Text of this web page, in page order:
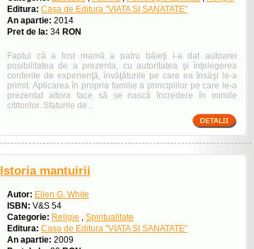
Editura: Casa de Editura "VIATA SI SANATATE"
An apartie: 2014
Pret de la: 34 RON
Faptul că a fost mamă a patru băieţi i-a dat autoarei
posibilitatea de a prezenta, cu autoritatea şi înţelegerea
conferite de experienţă, învăţăturile pe care ea însăşi le-a
primit. Aplicarea în propria familie a principiilor pe care le-a
prezentat altora face să se nască încredere în inimile
cititorilor. Sfaturile de...
Istoria mantuirii
Autor: Ellen G. White
ISBN: V&S 54
Categorie: Religie , Spiritualitate
Editura: Casa de Editura "VIATA SI SANATATE"
An apartie: 2009